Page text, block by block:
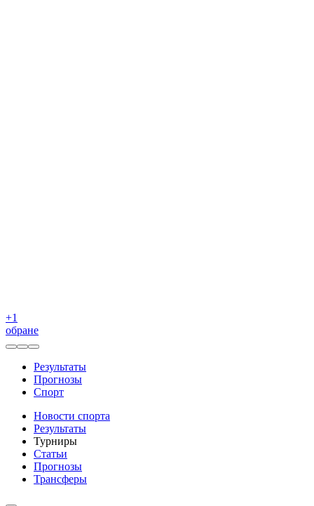
+1
обране
Результаты
Прогнозы
Спорт
Новости спорта
Результаты
Турниры
Статьи
Прогнозы
Трансферы